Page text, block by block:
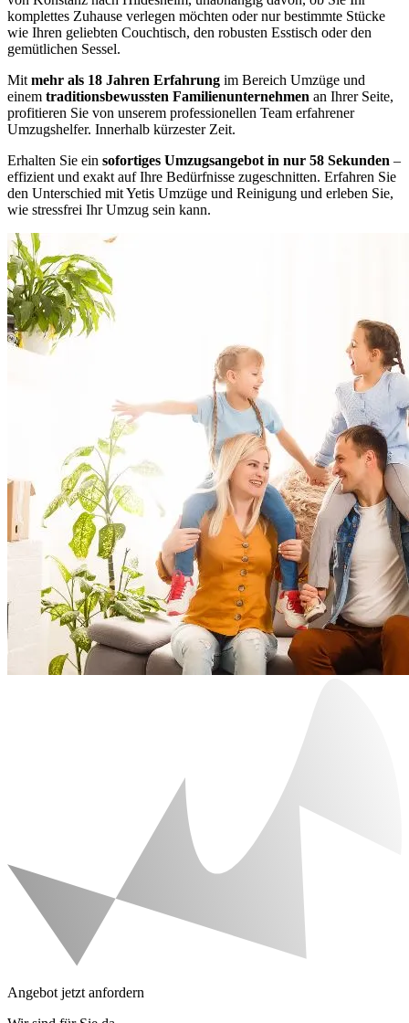
komplettes Zuhause verlegen möchten oder nur bestimmte Stücke
wie Ihren geliebten Couchtisch, den robusten Esstisch oder den
gemütlichen Sessel.
Mit mehr als 18 Jahren Erfahrung im Bereich Umzüge und
einem traditionsbewussten Familienunternehmen an Ihrer Seite,
profitieren Sie von unserem professionellen Team erfahrener
Umzugshelfer. Innerhalb kürzester Zeit.
Erhalten Sie ein sofortiges Umzugsangebot in nur 58 Sekunden –
effizient und exakt auf Ihre Bedürfnisse zugeschnitten. Erfahren Sie
den Unterschied mit Yetis Umzüge und Reinigung und erleben Sie,
wie stressfrei Ihr Umzug sein kann.
Angebot jetzt anfordern